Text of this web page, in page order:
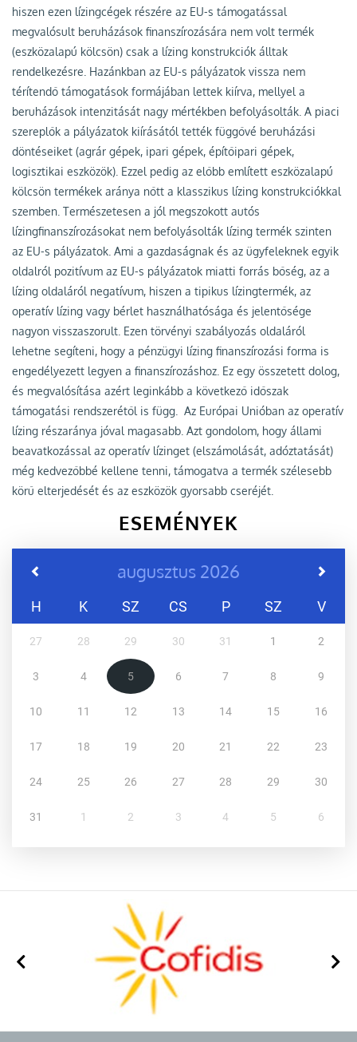
hiszen ezen lízingcégek részére az EU-s támogatással
megvalósult beruházások finanszírozására nem volt termék
(eszközalapú kölcsön) csak a lízing konstrukciók álltak
rendelkezésre. Hazánkban az EU-s pályázatok vissza nem
térítendő támogatások formájában lettek kiírva, mellyel a
beruházások intenzitását nagy mértékben befolyásolták. A piaci
szereplők a pályázatok kiírásától tették függővé beruházási
döntéseiket (agrár gépek, ipari gépek, építőipari gépek,
logisztikai eszközök). Ezzel pedig az előbb említett eszközalapú
kölcsön termékek aránya nőtt a klasszikus lízing konstrukciókkal
szemben. Természetesen a jól megszokott autós
lízingfinanszírozásokat nem befolyásolták lízing termék szinten
az EU-s pályázatok. Ami a gazdaságnak és az ügyfeleknek egyik
oldalról pozitívum az EU-s pályázatok miatti forrás bőség, az a
lízing oldaláról negatívum, hiszen a tipikus lízingtermék, az
operatív lízing vagy bérlet használhatósága és jelentősége
nagyon visszaszorult. Ezen törvényi szabályozás oldaláról
lehetne segíteni, hogy a pénzügyi lízing finanszírozási forma is
engedélyezett legyen a finanszírozáshoz. Ez egy összetett dolog,
és megvalósítása azért leginkább a következő időszak
támogatási rendszerétől is függ. Az Európai Unióban az operatív
lízing részaránya jóval magasabb. Azt gondolom, hogy állami
beavatkozással az operatív lízinget (elszámolását, adóztatását)
még kedvezőbbé kellene tenni, támogatva a termék szélesebb
körű elterjedését és az eszközök gyorsabb cseréjét.
ESEMÉNYEK
augusztus 2026
H K SZ CS P SZ V
27 28 29 30 31 1 2
3 4 5 6 7 8 9
10 11 12 13 14 15 16
17 18 19 20 21 22 23
24 25 26 27 28 29 30
31 1 2 3 4 5 6